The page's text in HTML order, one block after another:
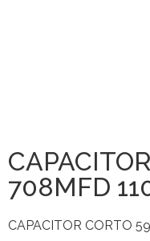
708MFD
CAPACITOR CORTO